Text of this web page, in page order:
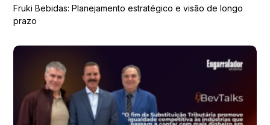
Fruki Bebidas: Planejamento estratégico e visão de longo
prazo